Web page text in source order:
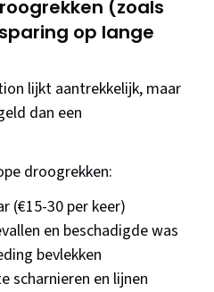
(zoals
op lange
lijkt aantrekkelijk, maar
dan een
droogrekken:
(€15-30 per keer)
en beschadigde was
bevlekken
scharnieren en lijnen